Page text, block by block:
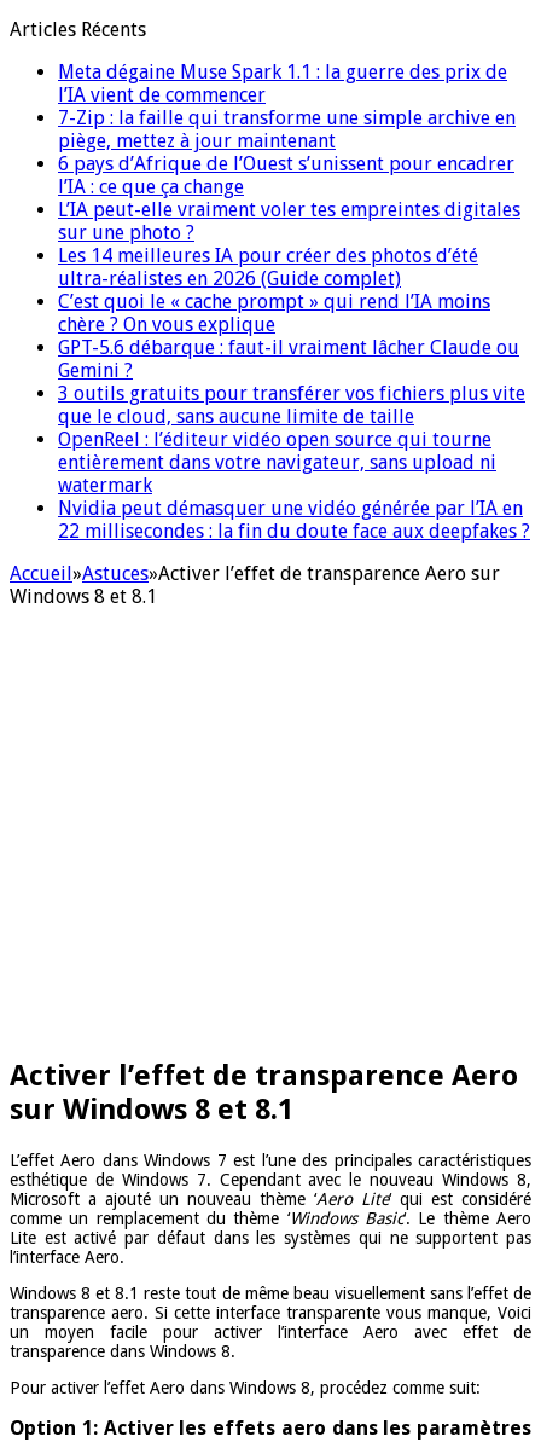
Articles Récents
Meta dégaine Muse Spark 1.1 : la guerre des prix de
l’IA vient de commencer
7-Zip : la faille qui transforme une simple archive en
piège, mettez à jour maintenant
6 pays d’Afrique de l’Ouest s’unissent pour encadrer
l’IA : ce que ça change
L’IA peut-elle vraiment voler tes empreintes digitales
sur une photo ?
Les 14 meilleures IA pour créer des photos d’été
ultra-réalistes en 2026 (Guide complet)
C’est quoi le « cache prompt » qui rend l’IA moins
chère ? On vous explique
GPT-5.6 débarque : faut-il vraiment lâcher Claude ou
Gemini ?
3 outils gratuits pour transférer vos fichiers plus vite
que le cloud, sans aucune limite de taille
OpenReel : l’éditeur vidéo open source qui tourne
entièrement dans votre navigateur, sans upload ni
watermark
Nvidia peut démasquer une vidéo générée par l’IA en
22 millisecondes : la fin du doute face aux deepfakes ?
Accueil»Astuces»Activer l’effet de transparence Aero sur
Windows 8 et 8.1
Activer l’effet de transparence Aero
sur Windows 8 et 8.1
L’effet Aero dans Windows 7 est l’une des principales caractéristiques
esthétique de Windows 7. Cependant avec le nouveau Windows 8,
Microsoft a ajouté un nouveau thème ‘Aero Lite‘ qui est considéré
comme un remplacement du thème ‘Windows Basic‘. Le thème Aero
Lite est activé par défaut dans les systèmes qui ne supportent pas
l’interface Aero.
Windows 8 et 8.1 reste tout de même beau visuellement sans l’effet de
transparence aero. Si cette interface transparente vous manque, Voici
un moyen facile pour activer l’interface Aero avec effet de
transparence dans Windows 8.
Pour activer l’effet Aero dans Windows 8, procédez comme suit:
Option 1: Activer les effets aero dans les paramètres